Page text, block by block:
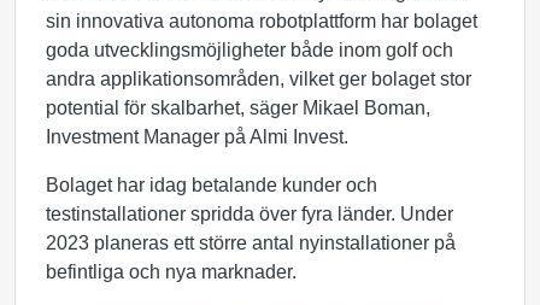
sin innovativa autonoma robotplattform har bolaget
goda utvecklingsmöjligheter både inom golf och
andra applikationsområden, vilket ger bolaget stor
potential för skalbarhet, säger Mikael Boman,
Investment Manager på Almi Invest.
Bolaget har idag betalande kunder och
testinstallationer spridda över fyra länder. Under
2023 planeras ett större antal nyinstallationer på
befintliga och nya marknader.